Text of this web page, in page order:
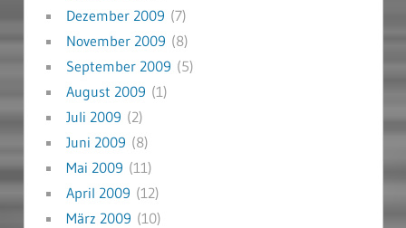
Dezember 2009 (7)
November 2009 (8)
September 2009 (5)
August 2009 (1)
Juli 2009 (2)
Juni 2009 (8)
Mai 2009 (11)
April 2009 (12)
März 2009 (10)